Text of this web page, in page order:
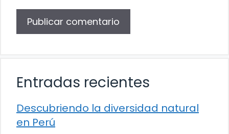
Entradas recientes
Descubriendo la diversidad natural
en Perú